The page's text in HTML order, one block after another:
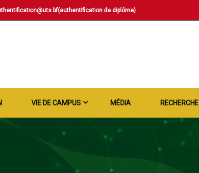
de diplôme)
VIE DE CAMPUS MÉDIA RECHERCHE